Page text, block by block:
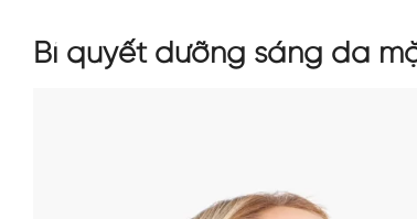
Bí quyết dưỡng sáng da